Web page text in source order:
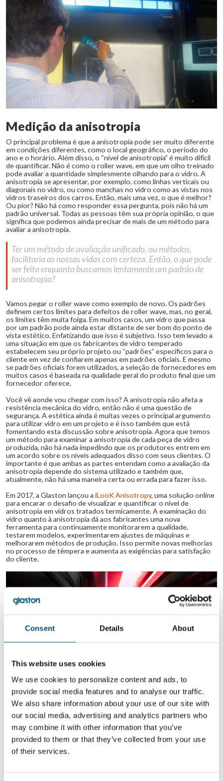
Consent Details About
This website uses cookies
We use cookies to personalize content and ads, to
provide social media features and to analyse our traffic.
We also share information about your use of our site with
our social media, advertising and analytics partners who
may combine it with other information that you’ve
provided to them or that they’ve collected from your use
of their services.
Medição da anisotropia
O principal problema é que a anisotropia pode ser muito diferente
em condições diferentes, como o local geográfico, o período do
ano e o horário. Além disso, o “nível de anisotropia” é muito difícil
de quantificar. Não é como o roller wave, em que um olho treinado
pode avaliar a quantidade simplesmente olhando para o vidro. A
anisotropia se apresentar, por exemplo, como linhas verticais ou
diagonais no vidro, ou como manchas no vidro como as vistas nos
vidros traseiros dos carros. Então, mais uma vez, o que é melhor?
Ou pior? Não há como responder essa pergunta, pois não há um
padrão universal. Todas as pessoas têm sua própria opinião, o que
significa que podemos ainda precisar de mais de um método para
avaliar a anisotropia.
Ter um método de avaliação unificado, ou métodos,
facilitaria as nossas vidas com certeza. Então, o que pode
ser feito enquanto buscamos lentamente um padrão de
anisotropia?
Vamos pegar o roller wave como exemplo de novo. Os padrões
definem certos limites para defeitos de roller wave, mas, no geral,
os limites têm muita folga. Em muitos casos, um vidro que passa
por um padrão pode ainda estar distante de ser bom do ponto de
vista estético. Enfatizando que isso é subjetivo. Isso tem levado a
uma situação em que os fabricantes de vidro temperado
estabelecem seu próprio projeto ou “padrões” específicos para o
cliente em vez de confiarem apenas em padrões oficiais. E mesmo
se padrões oficiais forem utilizados, a seleção de fornecedores em
muitos casos é baseada na qualidade geral do produto final que um
fornecedor oferece.
Você vê aonde vou chegar com isso? A anisotropia não afeta a
resistência mecânica do vidro, então não é uma questão de
segurança. A estética ainda é muitas vezes o principal argumento
para utilizar vidro em um projeto e é isso também que está
fomentando esta discussão sobre anisotropia. Agora que temos
um método para examinar a anisotropia de cada peça de vidro
produzida, não há nada impedindo que os produtores entrem em
um acordo sobre os níveis adequados disso com seus clientes. O
importante é que ambas as partes entendam como a avaliação da
anisotropia depende do sistema utilizado e também que,
atualmente, não há uma maneira certa ou errada para fazer isso.
Em 2017, a Glaston lançou a iLooK Anisotropy, uma solução online
para encarar o desafio de visualizar e quantificar o nível de
anisotropia em vidros tratados termicamente. A examinação do
vidro quanto à anisotropia dá aos fabricantes uma nova
ferramenta para continuamente monitorarem a qualidade,
testarem modelos, experimentarem ajustes de máquinas e
melhorarem métodos de produção. Isso permite novas melhorias
no processo de têmpera e aumenta as exigências para satisfação
do cliente.
Todos encarando o desafio
A troca das linhas mais antigas pelas linhas de têmpera mais
modernas é uma solução para conseguir uniformidade em
aquecimento e resfriamento. No entanto, muita coisa pode ser
feita com as linhas mais antigas também, como ajustar o tempo de